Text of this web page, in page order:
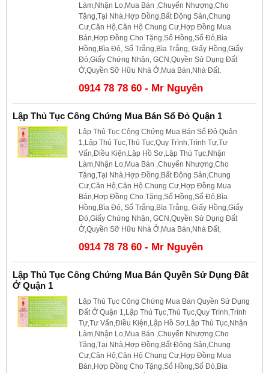
Làm,Nhận Lo,Mua Bán ,Chuyển Nhượng,Cho
Tặng,Tại Nhà,Hợp Đồng,Bất Động Sản,Chung
Cư,Căn Hộ,Căn Hộ Chung Cư,Hợp Đồng Mua
Bán,Hợp Đồng Cho Tặng,Sổ Hồng,Sổ Đỏ,Bìa
Hồng,Bìa Đỏ, Sổ Trắng,Bìa Trắng, Giấy Hồng,Giấy
Đỏ,Giấy Chứng Nhận, GCN,Quyền Sử Dụng Đất
Ở,Quyền Sỡ Hữu Nhà Ở,Mua Bán,Nhà Đất,
0914 78 78 60 - Mr Nguyên
Lập Thủ Tục Công Chứng Mua Bán Sổ Đỏ Quận 1
Lập Thủ Tục Công Chứng Mua Bán Sổ Đỏ Quận
1,Lập Thủ Tục,Thủ Tục,Quy Trình,Trình Tự,Tư
Vấn,Điều Kiện,Lập Hồ Sơ,Lập Thủ Tục,Nhận
Làm,Nhận Lo,Mua Bán ,Chuyển Nhượng,Cho
Tặng,Tại Nhà,Hợp Đồng,Bất Động Sản,Chung
Cư,Căn Hộ,Căn Hộ Chung Cư,Hợp Đồng Mua
Bán,Hợp Đồng Cho Tặng,Sổ Hồng,Sổ Đỏ,Bìa
Hồng,Bìa Đỏ, Sổ Trắng,Bìa Trắng, Giấy Hồng,Giấy
Đỏ,Giấy Chứng Nhận, GCN,Quyền Sử Dụng Đất
Ở,Quyền Sỡ Hữu Nhà Ở,Mua Bán,Nhà Đất,
0914 78 78 60 - Mr Nguyên
Lập Thủ Tục Công Chứng Mua Bán Quyền Sử Dụng Đất
Ở Quận 1
Lập Thủ Tục Công Chứng Mua Bán Quyền Sử Dụng
Đất Ở Quận 1,Lập Thủ Tục,Thủ Tục,Quy Trình,Trình
Tự,Tư Vấn,Điều Kiện,Lập Hồ Sơ,Lập Thủ Tục,Nhận
Làm,Nhận Lo,Mua Bán ,Chuyển Nhượng,Cho
Tặng,Tại Nhà,Hợp Đồng,Bất Động Sản,Chung
Cư,Căn Hộ,Căn Hộ Chung Cư,Hợp Đồng Mua
Bán,Hợp Đồng Cho Tặng,Sổ Hồng,Sổ Đỏ,Bìa